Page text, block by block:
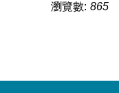
瀏覽數: 865